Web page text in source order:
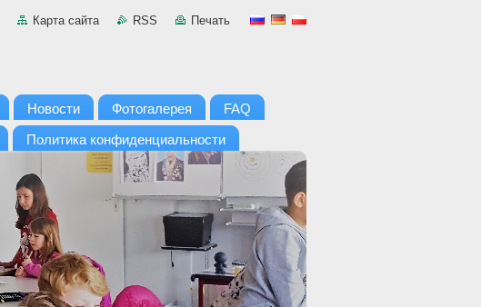
Карта сайта RSS Печать
Новости Фотогалерея FAQ
Политика конфиденциальности